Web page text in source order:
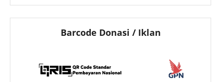
Barcode Donasi / Iklan